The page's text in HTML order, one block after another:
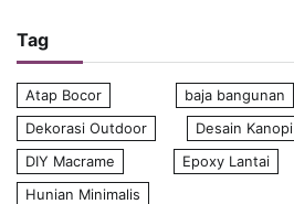
Tag
Atap Bocor baja bangunan
Dekorasi Outdoor
Desain Kanopi
DIY Macrame
Epoxy Lantai
Hunian Minimalis